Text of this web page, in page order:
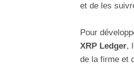
et de les
Pour
XRP Ledger,
de la firme et